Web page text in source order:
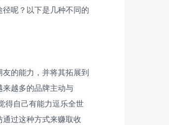
呢？以下是几种不同的
的能力，并将其拓展到
越多的品牌主动与
得自己有能力逗乐全世
过这种方式来赚取收